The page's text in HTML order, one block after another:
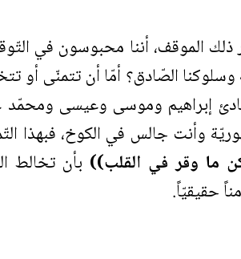
الموقف، أننا محبوسون في
وسلوكنا الصّادق؟ أمّا أن تتمنّى
إبراهيم وموسى وعيسى ومحمّد
وأنت جالس في الكوخ، فبهذا
ما وقر في القلب)) بأن تخالط
حقيقيّاً.